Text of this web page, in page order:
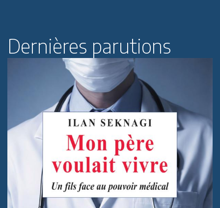
Dernières parutions